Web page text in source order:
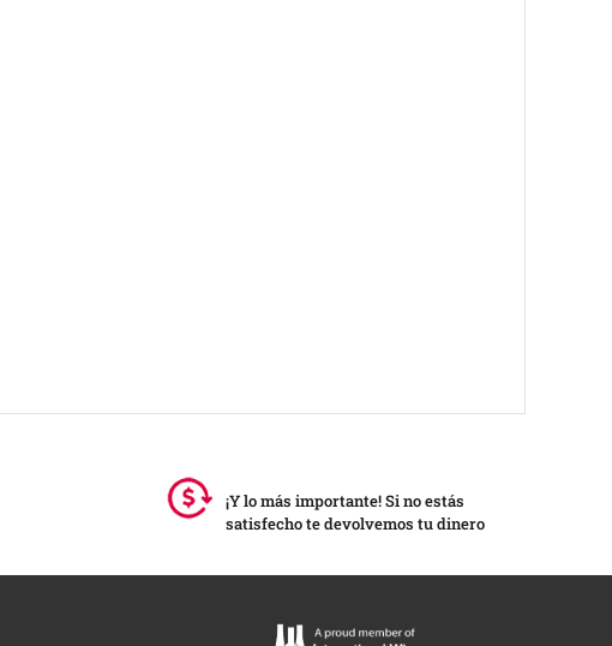
¡Y lo más importante! Si no estás
satisfecho te devolvemos tu dinero